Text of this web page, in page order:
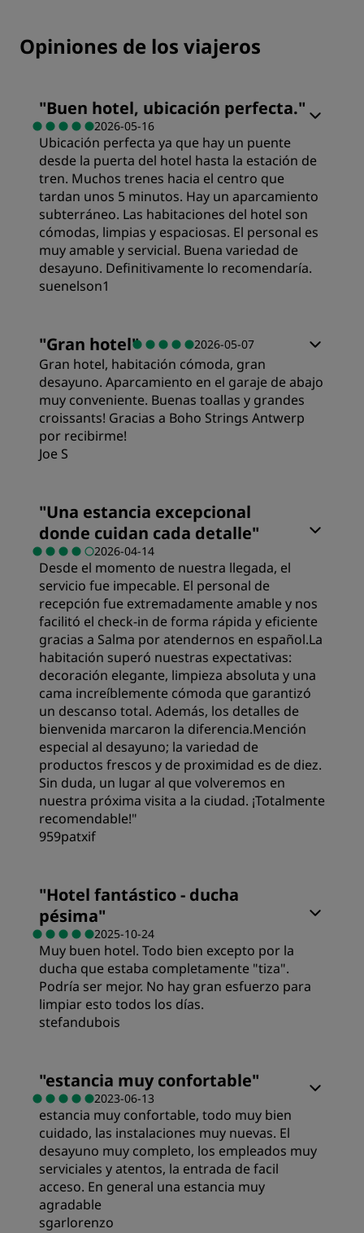
Opiniones de los viajeros
"Buen hotel, ubicación perfecta."
2026-05-16
Ubicación perfecta ya que hay un puente
desde la puerta del hotel hasta la estación de
tren. Muchos trenes hacia el centro que
tardan unos 5 minutos. Hay un aparcamiento
subterráneo. Las habitaciones del hotel son
cómodas, limpias y espaciosas. El personal es
muy amable y servicial. Buena variedad de
desayuno. Definitivamente lo recomendaría.
suenelson1
Calidad/precio
Calidad del sueño
Limpieza
Servicio
"Gran hotel" 2026-05-07
Gran hotel, habitación cómoda, gran
desayuno. Aparcamiento en el garaje de abajo
muy conveniente. Buenas toallas y grandes
croissants! Gracias a Boho Strings Antwerp
por recibirme!
Joe S
Calidad/precio
Calidad del sueño
Ubicación
Limpieza
Servicio
"Una estancia excepcional
donde cuidan cada detalle"
2026-04-14
Desde el momento de nuestra llegada, el
servicio fue impecable. El personal de
recepción fue extremadamente amable y nos
facilitó el check-in de forma rápida y eficiente
gracias a Salma por atendernos en español. ​La
habitación superó nuestras expectativas:
decoración elegante, limpieza absoluta y una
cama increíblemente cómoda que garantizó
un descanso total. Además, los detalles de
bienvenida marcaron la diferencia. ​Mención
especial al desayuno; la variedad de
productos frescos y de proximidad es de diez.
Sin duda, un lugar al que volveremos en
nuestra próxima visita a la ciudad. ¡Totalmente
recomendable!"
959patxif
"Hotel fantástico - ducha
pésima"
2025-10-24
Muy buen hotel. Todo bien excepto por la
ducha que estaba completamente "tiza".
Podría ser mejor. No hay gran esfuerzo para
limpiar esto todos los días.
stefandubois
Calidad/precio
Calidad del sueño
Ubicación
"estancia muy confortable"
2023-06-13
estancia muy confortable, todo muy bien
cuidado, las instalaciones muy nuevas. El
desayuno muy completo, los empleados muy
serviciales y atentos, la entrada de facil
acceso. En general una estancia muy
agradable
sgarlorenzo